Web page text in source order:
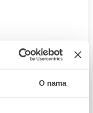
O nama